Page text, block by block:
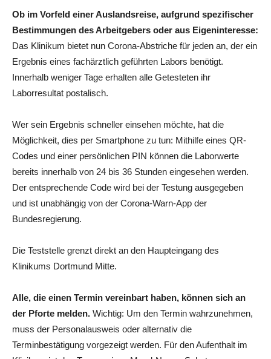
Ob im Vorfeld einer Auslandsreise, aufgrund spezifischer
Bestimmungen des Arbeitgebers oder aus Eigeninteresse:
Das Klinikum bietet nun Corona-Abstriche für jeden an, der ein
Ergebnis eines fachärztlich geführten Labors benötigt.
Innerhalb weniger Tage erhalten alle Getesteten ihr
Laborresultat postalisch.
Wer sein Ergebnis schneller einsehen möchte, hat die
Möglichkeit, dies per Smartphone zu tun: Mithilfe eines QR-
Codes und einer persönlichen PIN können die Laborwerte
bereits innerhalb von 24 bis 36 Stunden eingesehen werden.
Der entsprechende Code wird bei der Testung ausgegeben
und ist unabhängig von der Corona-Warn-App der
Bundesregierung.
Die Teststelle grenzt direkt an den Haupteingang des
Klinikums Dortmund Mitte.
Alle, die einen Termin vereinbart haben, können sich an
der Pforte melden. Wichtig: Um den Termin wahrzunehmen,
muss der Personalausweis oder alternativ die
Terminbestätigung vorgezeigt werden. Für den Aufenthalt im